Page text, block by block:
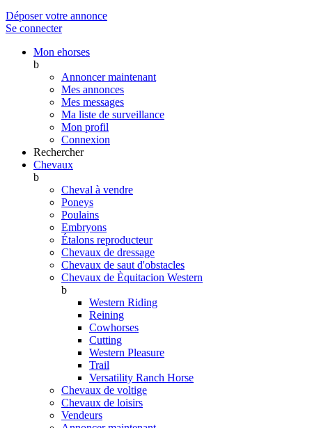
Déposer votre annonce
Se connecter
Mon ehorses
b
Annoncer maintenant
Mes annonces
Mes messages
Ma liste de surveillance
Mon profil
Connexion
Rechercher
Chevaux
b
Cheval à vendre
Poneys
Poulains
Embryons
Étalons reproducteur
Chevaux de dressage
Chevaux de saut d'obstacles
Chevaux de Èquitacion Western
b
Western Riding
Reining
Cowhorses
Cutting
Western Pleasure
Trail
Versatility Ranch Horse
Chevaux de voltige
Chevaux de loisirs
Vendeurs